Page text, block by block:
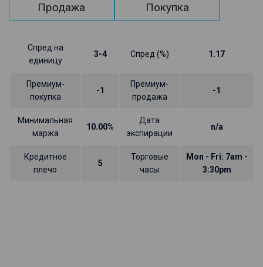
Продажа Покупка
Спред на
единицу
3-4 Спред (%) 1.17
Премиум-
покупка
-1
Премиум-
продажа
-1
Минимальная
маржа
10.00%
Дата
экспирации
n/a
Кредитное
плечо
5
Торговые
часы
Mon - Fri: 7am -
3:30pm